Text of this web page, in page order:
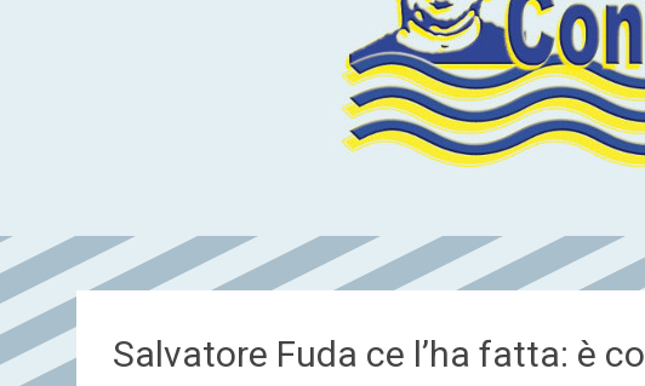
Salvatore Fuda ce l’ha fatta: è